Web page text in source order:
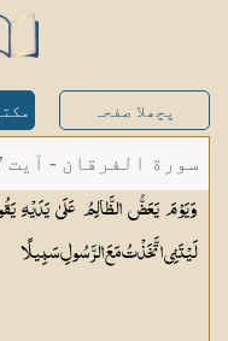
پچھلا صفحہ
سورة الفرقان - آیت 27
وَيَوْمَ يَعَضُّ الظَّالِمُ عَلَىٰ يَدَيْهِ
لَيْتَنِي اتَّخَذْتُ مَعَ الرَّسُولِسَبِيلًا